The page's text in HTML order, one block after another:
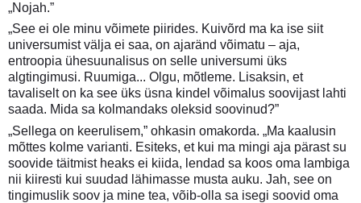
„Nojah.”
„See ei ole minu võimete piirides. Kuivõrd ma ka ise siit
universumist välja ei saa, on ajaränd võimatu – aja,
entroopia ühesuunalisus on selle universumi üks
algtingimusi. Ruumiga... Olgu, mõtleme. Lisaksin, et
tavaliselt on ka see üks üsna kindel võimalus soovijast lahti
saada. Mida sa kolmandaks oleksid soovinud?”
„Sellega on keerulisem,” ohkasin omakorda. „Ma kaalusin
mõttes kolme varianti. Esiteks, et kui ma mingi aja pärast su
soovide täitmist heaks ei kiida, lendad sa koos oma lambiga
nii kiiresti kui suudad lähimasse musta auku. Jah, see on
tingimuslik soov ja mine tea, võib-olla sa isegi soovid oma